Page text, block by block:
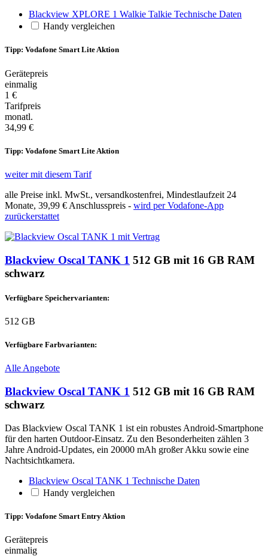
Blackview XPLORE 1 Walkie Talkie Technische Daten
Handy vergleichen
Tipp: Vodafone Smart Lite Aktion
Gerätepreis
einmalig
1 €
Tarifpreis
monatl.
34,99 €
Tipp: Vodafone Smart Lite Aktion
weiter mit diesem Tarif
alle Preise inkl. MwSt., versandkostenfrei, Mindestlaufzeit 24
Monate, 39,99 € Anschlusspreis - wird per Vodafone-App
zurückerstattet
Blackview Oscal TANK 1 512 GB mit 16 GB RAM
schwarz
Verfügbare Speichervarianten:
512 GB
Verfügbare Farbvarianten:
Alle Angebote
Blackview Oscal TANK 1 512 GB mit 16 GB RAM
schwarz
Das Blackview Oscal TANK 1 ist ein robustes Android-Smartphone
für den harten Outdoor-Einsatz. Zu den Besonderheiten zählen 3
Jahre Android-Updates, ein 20000 mAh großer Akku sowie eine
Nachtsichtkamera.
Blackview Oscal TANK 1 Technische Daten
Handy vergleichen
Tipp: Vodafone Smart Entry Aktion
Gerätepreis
einmalig